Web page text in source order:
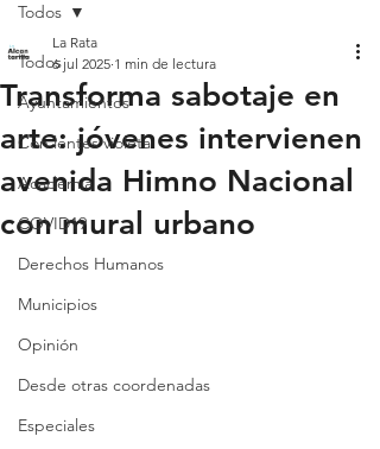
Todos
Ayuntamientos
Con lentes violeta
Academia
COVID19
Derechos Humanos
Municipios
Opinión
Desde otras coordenadas
Especiales
Todos
Transforma sabotaje en
arte: jóvenes intervienen
avenida Himno Nacional
con mural urbano
La Rata
6 jul 2025 1 min de lectura